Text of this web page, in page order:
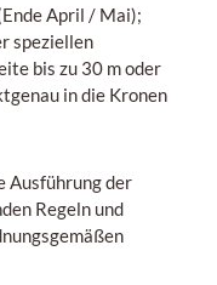
April / Mai);
speziellen
bis zu 30 m oder
in die Kronen
Ausführung der
Regeln und